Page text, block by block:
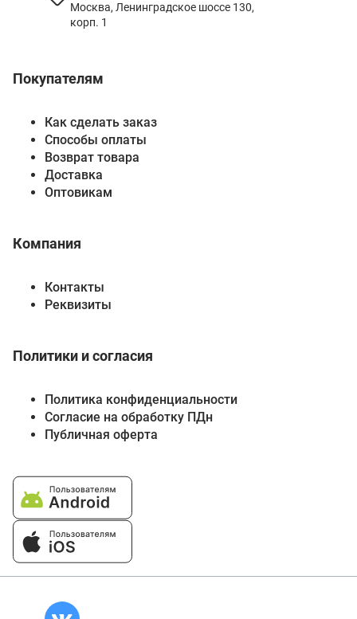
Покупателям
Как сделать заказ
Способы оплаты
Возврат товара
Доставка
Оптовикам
Компания
Контакты
Реквизиты
Политики и согласия
Политика конфиденциальности
Согласие на обработку ПДн
Публичная оферта
Москва, Ленинградское шоссе 130,
корп. 1